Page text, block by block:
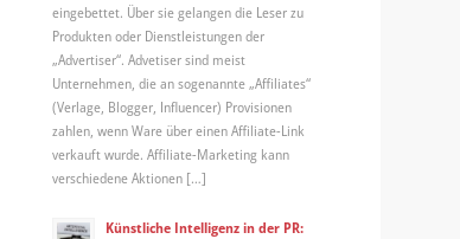
eingebettet. Über sie gelangen die Leser zu
Produkten oder Dienstleistungen der
„Advertiser“. Advetiser sind meist
Unternehmen, die an sogenannte „Affiliates“
(Verlage, Blogger, Influencer) Provisionen
zahlen, wenn Ware über einen Affiliate-Link
verkauft wurde. Affiliate-Marketing kann
verschiedene Aktionen […]
Künstliche Intelligenz in der PR: